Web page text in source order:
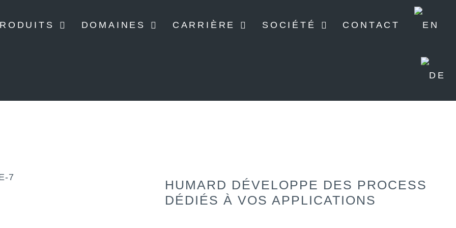
DOMAINES CARRIÈRE SOCIÉTÉ CONTACT
HUMARD DÉVELOPPE DES PROCESS
DÉDIÉS À VOS APPLICATIONS